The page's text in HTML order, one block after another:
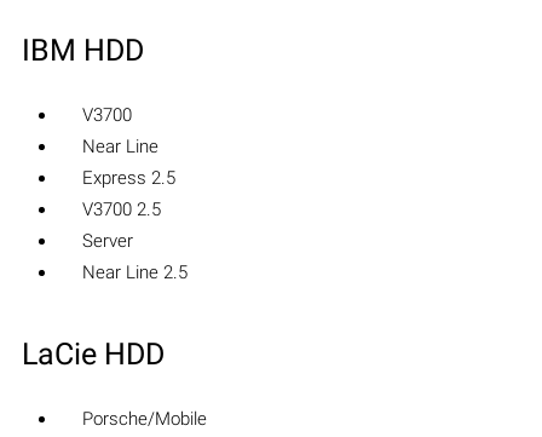
IBM HDD
V3700
Near Line
Express 2.5
V3700 2.5
Server
Near Line 2.5
LaCie HDD
Porsche/Mobile